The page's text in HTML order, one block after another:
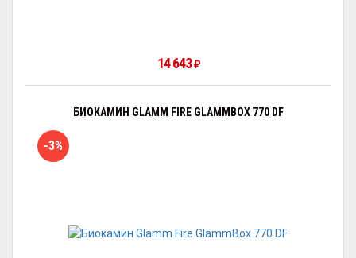
14 643₽
БИОКАМИН GLAMM FIRE GLAMMBOX 770 DF
-3%